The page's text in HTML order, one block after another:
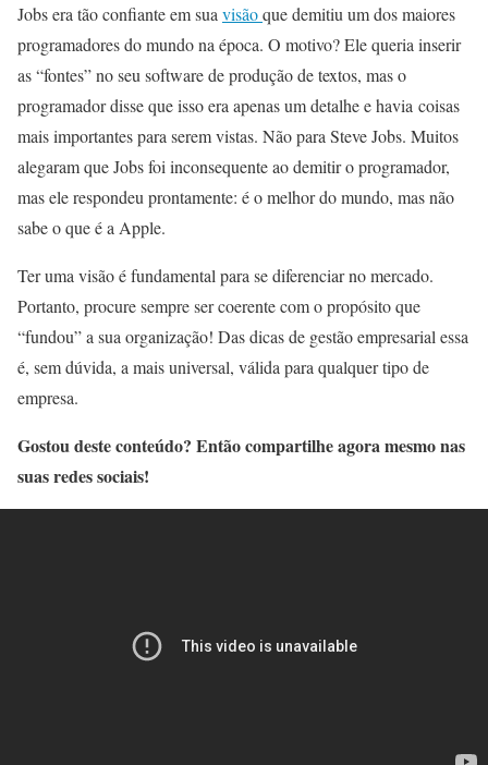
Jobs era tão confiante em sua visãoque demitiu um dos maiores
programadores do mundo na época. O motivo? Ele queria inserir
as “fontes” no seu software de produção de textos, mas o
programador disse que isso era apenas um detalhe e havia coisas
mais importantes para serem vistas. Não para Steve Jobs. Muitos
alegaram que Jobs foi inconsequente ao demitir o programador,
mas ele respondeu prontamente: é o melhor do mundo, mas não
sabe o que é a Apple.
Ter uma visão é fundamental para se diferenciar no mercado.
Portanto, procure sempre ser coerente com o propósito que
“fundou” a sua organização! Das dicas de gestão empresarial essa
é, sem dúvida, a mais universal, válida para qualquer tipo de
empresa.
Gostou deste conteúdo? Então compartilhe agora mesmo nas
suas redes sociais!